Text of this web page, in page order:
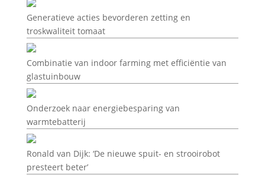
Generatieve acties bevorderen zetting en
troskwaliteit tomaat
Combinatie van indoor farming met efficiëntie van
glastuinbouw
Onderzoek naar energiebesparing van
warmtebatterij
Ronald van Dijk: ‘De nieuwe spuit- en strooirobot
presteert beter’